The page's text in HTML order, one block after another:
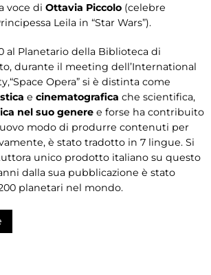
voce di Ottavia Piccolo (celebre
Leila in “Star Wars”).
al Planetario della Biblioteca di
durante il meeting dell’International
Opera” si è distinta come
e cinematografica che scientifica,
nel suo genere e forse ha contribuito
modo di produrre contenuti per
è stato tradotto in 7 lingue. Si
unico prodotto italiano su questo
dalla sua pubblicazione è stato
planetari nel mondo.